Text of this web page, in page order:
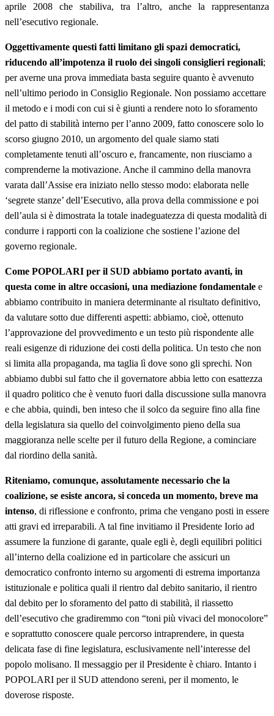
aprile 2008 che stabiliva, tra l’altro, anche la rappresentanza
nell’esecutivo regionale.
Oggettivamente questi fatti limitano gli spazi democratici,
riducendo all’impotenza il ruolo dei singoli consiglieri regionali;
per averne una prova immediata basta seguire quanto è avvenuto
nell’ultimo periodo in Consiglio Regionale. Non possiamo accettare
il metodo e i modi con cui si è giunti a rendere noto lo sforamento
del patto di stabilità interno per l’anno 2009, fatto conoscere solo lo
scorso giugno 2010, un argomento del quale siamo stati
completamente tenuti all’oscuro e, francamente, non riusciamo a
comprenderne la motivazione. Anche il cammino della manovra
varata dall’Assise era iniziato nello stesso modo: elaborata nelle
‘segrete stanze’ dell’Esecutivo, alla prova della commissione e poi
dell’aula si è dimostrata la totale inadeguatezza di questa modalità di
condurre i rapporti con la coalizione che sostiene l’azione del
governo regionale.
Come POPOLARI per il SUD abbiamo portato avanti, in
questa come in altre occasioni, una mediazione fondamentale e
abbiamo contribuito in maniera determinante al risultato definitivo,
da valutare sotto due differenti aspetti: abbiamo, cioè, ottenuto
l’approvazione del provvedimento e un testo più rispondente alle
reali esigenze di riduzione dei costi della politica. Un testo che non
si limita alla propaganda, ma taglia lì dove sono gli sprechi. Non
abbiamo dubbi sul fatto che il governatore abbia letto con esattezza
il quadro politico che è venuto fuori dalla discussione sulla manovra
e che abbia, quindi, ben inteso che il solco da seguire fino alla fine
della legislatura sia quello del coinvolgimento pieno della sua
maggioranza nelle scelte per il futuro della Regione, a cominciare
dal riordino della sanità.
Riteniamo, comunque, assolutamente necessario che la
coalizione, se esiste ancora, si conceda un momento, breve ma
intenso, di riflessione e confronto, prima che vengano posti in essere
atti gravi ed irreparabili. A tal fine invitiamo il Presidente Iorio ad
assumere la funzione di garante, quale egli è, degli equilibri politici
all’interno della coalizione ed in particolare che assicuri un
democratico confronto interno su argomenti di estrema importanza
istituzionale e politica quali il rientro dal debito sanitario, il rientro
dal debito per lo sforamento del patto di stabilità, il riassetto
dell’esecutivo che gradiremmo con “toni più vivaci del monocolore”
e soprattutto conoscere quale percorso intraprendere, in questa
delicata fase di fine legislatura, esclusivamente nell’interesse del
popolo molisano. Il messaggio per il Presidente è chiaro. Intanto i
POPOLARI per il SUD attendono sereni, per il momento, le
doverose risposte.